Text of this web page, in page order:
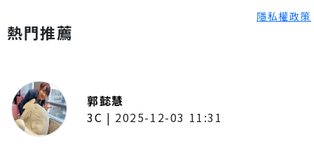
隱私權政策
熱門推薦
郭懿慧
3C | 2025-12-03 11:31